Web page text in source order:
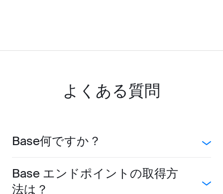
よくある質問
Base何ですか？
Base エンドポイントの取得方
法は？